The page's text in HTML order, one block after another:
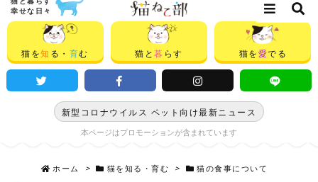
幸せな日々
猫を知 る・ 育む 猫と暮 らす 猫を愛でる
新型コロナウイルス ペット向け最新ニュース
本ページはプロモーションが含まれています
ホーム > 猫を知る・育む > 猫の食事について